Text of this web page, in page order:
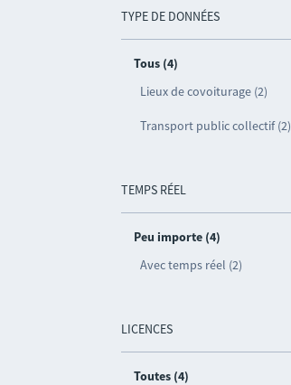
TYPE DE DONNÉES
Tous (4)
Lieux de covoiturage (2)
Transport public collectif (2)
TEMPS RÉEL
Peu importe (4)
Avec temps réel (2)
LICENCES
Toutes (4)